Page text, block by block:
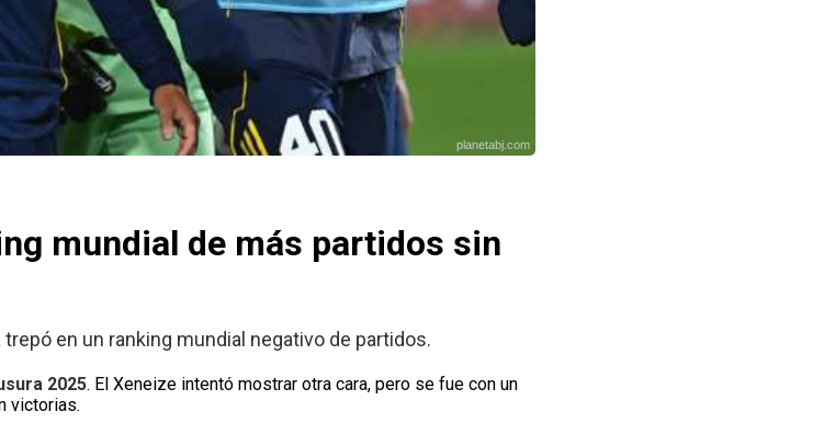
planetabj.com
mundial de más partidos sin
en un ranking mundial negativo de partidos.
2025. El Xeneize intentó mostrar otra cara, pero se fue con un
victorias.